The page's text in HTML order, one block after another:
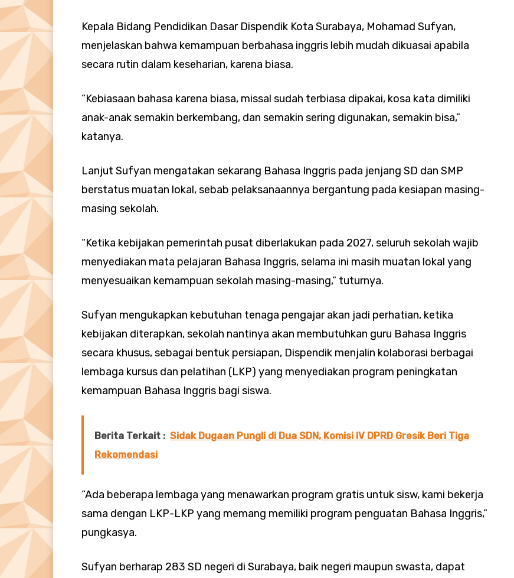
Kepala Bidang Pendidikan Dasar Dispendik Kota Surabaya, Mohamad Sufyan,
menjelaskan bahwa kemampuan berbahasa inggris lebih mudah dikuasai apabila
secara rutin dalam keseharian, karena biasa.
“Kebiasaan bahasa karena biasa, missal sudah terbiasa dipakai, kosa kata dimiliki
anak-anak semakin berkembang, dan semakin sering digunakan, semakin bisa,”
katanya.
Lanjut Sufyan mengatakan sekarang Bahasa Inggris pada jenjang SD dan SMP
berstatus muatan lokal, sebab pelaksanaannya bergantung pada kesiapan masing-
masing sekolah.
“Ketika kebijakan pemerintah pusat diberlakukan pada 2027, seluruh sekolah wajib
menyediakan mata pelajaran Bahasa Inggris, selama ini masih muatan lokal yang
menyesuaikan kemampuan sekolah masing-masing,” tuturnya.
Sufyan mengukapkan kebutuhan tenaga pengajar akan jadi perhatian, ketika
kebijakan diterapkan, sekolah nantinya akan membutuhkan guru Bahasa Inggris
secara khusus, sebagai bentuk persiapan, Dispendik menjalin kolaborasi berbagai
lembaga kursus dan pelatihan (LKP) yang menyediakan program peningkatan
kemampuan Bahasa Inggris bagi siswa.
Berita Terkait : Sidak Dugaan Pungli di Dua SDN, Komisi IV DPRD Gresik Beri Tiga
Rekomendasi
“Ada beberapa lembaga yang menawarkan program gratis untuk sisw, kami bekerja
sama dengan LKP-LKP yang memang memiliki program penguatan Bahasa Inggris,”
pungkasya.
Sufyan berharap 283 SD negeri di Surabaya, baik negeri maupun swasta, dapat